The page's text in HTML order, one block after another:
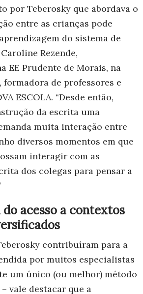
por Teberosky que abordava o
entre as crianças pode
do sistema de
Rezende,
EE Prudente de Morais, na
de professores e
ESCOLA. “Desde então,
da escrita uma
muita interação entre
diversos momentos em que
interagir com as
dos colegas para pensar a
acesso a contextos
contribuíram para a
por muitos especialistas
um único (ou melhor) método
– vale destacar que a